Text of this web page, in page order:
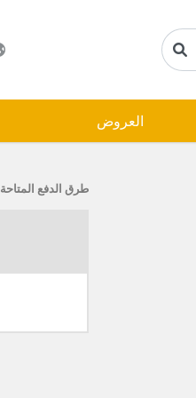
العروض
طرق الدفع المتاحة